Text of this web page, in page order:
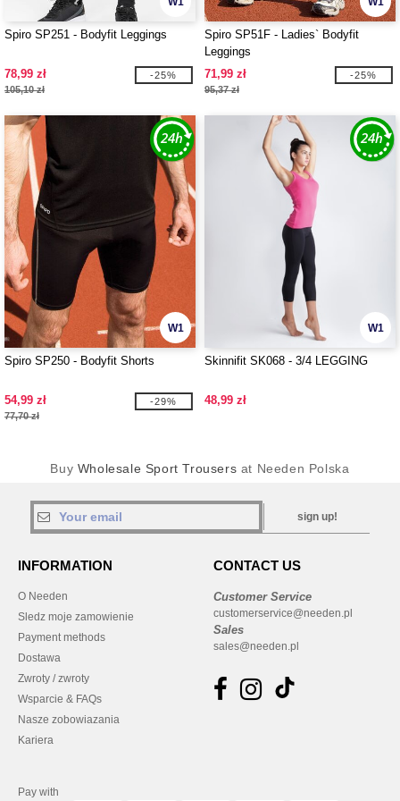
Spiro SP251 - Bodyfit Leggings
78,99 zł
105,10 zł
-25%
Spiro SP51F - Ladies` Bodyfit
Leggings
71,99 zł
95,37 zł
-25%
W1
Spiro SP250 - Bodyfit Shorts
54,99 zł
77,70 zł
-29%
W1
Skinnifit SK068 - 3/4 LEGGING
48,99 zł
Buy Wholesale Sport Trousers at Needen Polska
sign up!
INFORMATION
O Needen
Sledz moje zamowienie
Payment methods
Dostawa
Zwroty / zwroty
Wsparcie & FAQs
Nasze zobowiazania
Kariera
CONTACT US
Customer Service
customerservice@needen.pl
Sales
sales@needen.pl
Pay with